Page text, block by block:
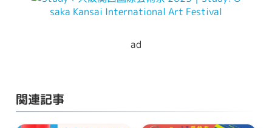
ad
関連記事